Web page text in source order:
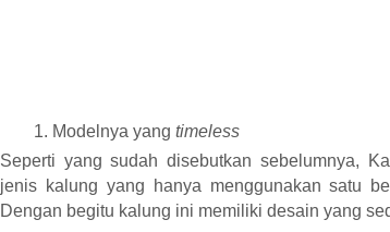
Modelnya yang timeless
Seperti yang sudah disebutkan sebelumnya,
jenis kalung yang hanya menggunakan satu
Dengan begitu kalung ini memiliki desain yang